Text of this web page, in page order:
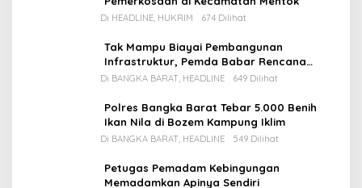
Di HEADLINE, HUKRIM 674 Dilihat
Tak Mampu Biayai Pembangunan
Infrastruktur, Pemda Babar Rencana
Utang Rp65 M
Di BANGKA BARAT, HEADLINE 649 Dilihat
Polres Bangka Barat Tebar 5.000 Benih
Ikan Nila di Bozem Kampung Iklim
Di BANGKA BARAT, HEADLINE 549 Dilihat
Petugas Pemadam Kebingungan
Memadamkan Apinya Sendiri